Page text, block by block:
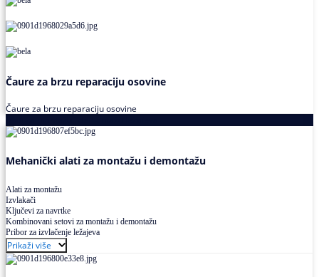
Čaure za brzu reparaciju osovine
Čaure za brzu reparaciju osovine
Mehanički alati za montažu i demontažu
Alati za montažu
Izvlakači
Ključevi za navrtke
Kombinovani setovi za montažu i demontažu
Pribor za izvlačenje ležajeva
Prikaži više